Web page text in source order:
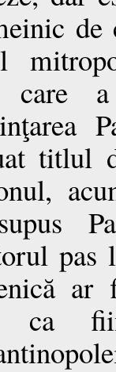
de
care
titlul
pas
ar
ca